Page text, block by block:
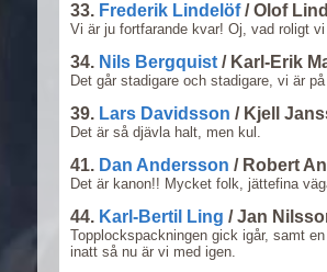
33. Frederik Lindelöf/ Olof
Vi är ju fortfarande kvar! Oj, vad roligt
34. Nils Bergquist / Karl-Erik
Det går stadigare och stadigare, vi är
39. Lars Davidsson / Kjell
Det är så djävla halt, men kul.
41. Dan Andersson / Robert
Det är kanon!! Mycket folk, jättefina
44. Karl-Bertil Ling / Jan
Topplockspackningen gick igår, samt
inatt så nu är vi med igen.